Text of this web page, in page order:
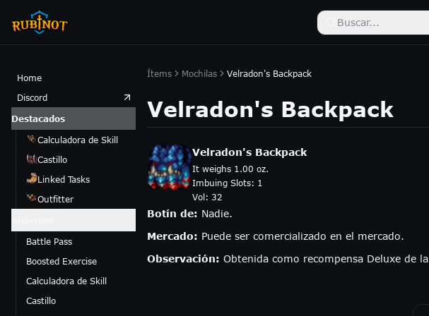
Buscar...
Home
Discord
Destacados
Calculadora de Skill
Castillo
Linked Tasks
Outfitter
Battle Pass
Boosted Exercise
Calculadora de Skill
Castillo
Ítems Mochilas Velradon's Backpack
Velradon's Backpack
Velradon's Backpack
It weighs 1.00 oz.
Imbuing Slots: 1
Vol: 32
Botín de: Nadie.
Mercado: Puede ser comercializado en el mercado.
Observación: Obtenida como recompensa Deluxe de la